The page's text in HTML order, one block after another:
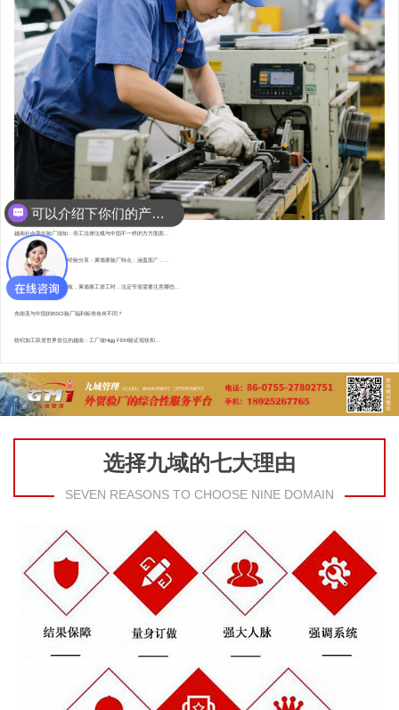
越南社会责任验厂须知：劳工法律法规与中国不一样的方方面面...
东南亚资深验厂顾问的经验分享：柬埔寨验厂特点 : 涵盖面广，...
直赴柬埔寨，为验厂护航，柬埔寨工资工时，法定节假需要注意哪些...
东南亚与中国的BSCI验厂福利标准有何不同？
纺织加工跃居世界首位的越南：工厂做Higg FEM验证现状和...
选择九域的七大理由
SEVEN REASONS TO CHOOSE NINE DOMAIN